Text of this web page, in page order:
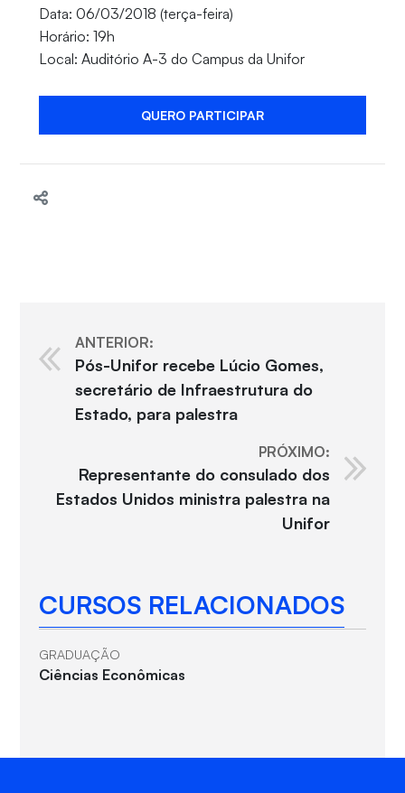
Data: 06/03/2018 (terça-feira)
Horário: 19h
Local: Auditório A-3 do Campus da Unifor
QUERO PARTICIPAR
ANTERIOR:
Pós-Unifor recebe Lúcio Gomes,
secretário de Infraestrutura do
Estado, para palestra
PRÓXIMO:
Representante do consulado dos
Estados Unidos ministra palestra na
Unifor
CURSOS RELACIONADOS
GRADUAÇÃO
Ciências Econômicas